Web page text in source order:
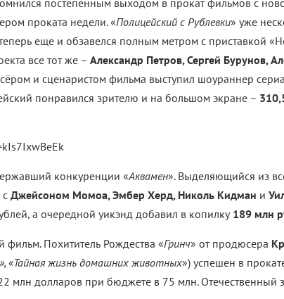
постепенным выходом в прокат фильмов с
проката недели. «Полицейский с Рублевки» уже
еще и обзавелся полным метром с приставкой
все тот же – Александр Петров, Сергей Бурунов,
и сценаристом фильма выступил шоураннер
понравился зрителю и на большом экране –
конкуренции «Аквамен». Выделяющийся из
с Джейсоном Момоа, Эмбер Херд, Николь Кидман и
а очередной уикэнд добавил в копилку 189 млн
Похититель Рождества «Гринч» от продюсера
«Тайная жизнь домашних животных») успешен в
млн долларов при бюджете в 75 млн. Отечественный